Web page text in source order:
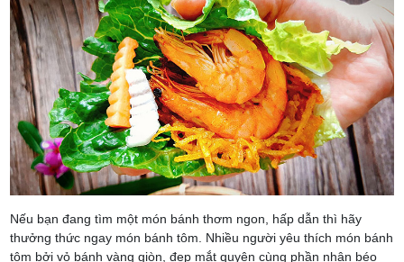
Nếu bạn đang tìm một món bánh thơm ngon, hấp dẫn thì hãy
thưởng thức ngay món bánh tôm. Nhiều người yêu thích món bánh
tôm bởi vỏ bánh vàng giòn, đẹp mắt quyện cùng phần nhân béo